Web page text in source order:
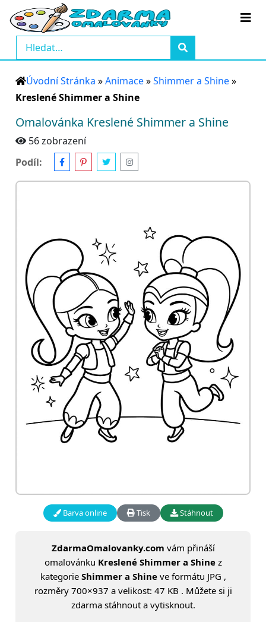
Úvodní Stránka »Animace»Shimmer a Shine»
Kreslené Shimmer a Shine
Omalovánka Kreslené Shimmer a Shine
56 zobrazení
Podíl:
Barva online Tisk Stáhnout
ZdarmaOmalovanky.com vám přináší
omalovánku Kreslené Shimmer a Shinez
kategorie Shimmer a Shineve formátu JPG ,
rozměry 700×937 a velikost: 47 KB . Můžete si ji
zdarma stáhnout a vytisknout.